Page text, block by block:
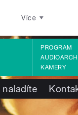
Více
PROGRAM
KAMERY